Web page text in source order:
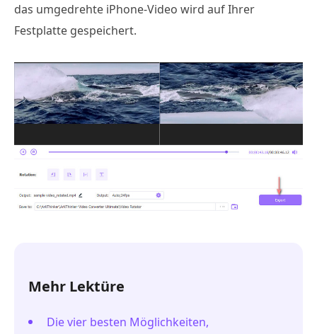
das umgedrehte iPhone-Video wird auf Ihrer
Festplatte gespeichert.
Mehr Lektüre
Die vier besten Möglichkeiten,